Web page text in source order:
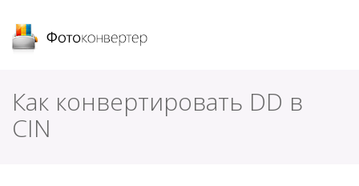
Как конвертировать DD в
CIN